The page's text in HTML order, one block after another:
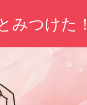
みつけた